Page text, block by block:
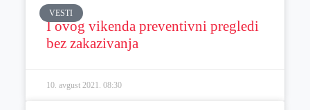
VESTI
I ovog vikenda preventivni pregledi
bez zakazivanja
10. avgust 2021. 08:30